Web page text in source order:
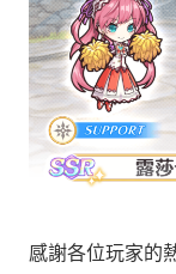
感謝各位玩家的